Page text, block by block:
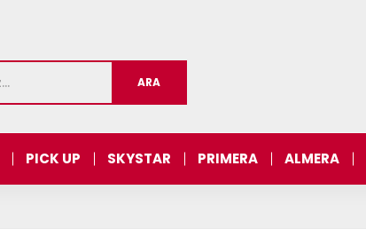
PICK UP SKYSTAR PRIMERA ALMERA